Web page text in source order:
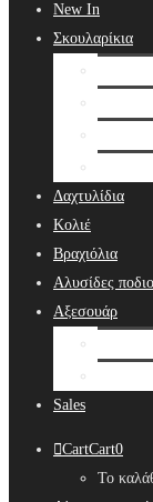
New In
Σκουλαρίκια
Δαχτυλίδια
Κολιέ
Βραχιόλια
Αλυσίδες
Αξεσουάρ
Sales
CartCart0
Το